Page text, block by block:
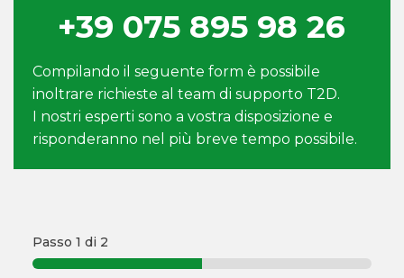
+39 075 895 98 26
Compilando il seguente form è possibile
inoltrare richieste al team di supporto T2D.
I nostri esperti sono a vostra disposizione e
risponderanno nel più breve tempo possibile.
Passo 1 di 2